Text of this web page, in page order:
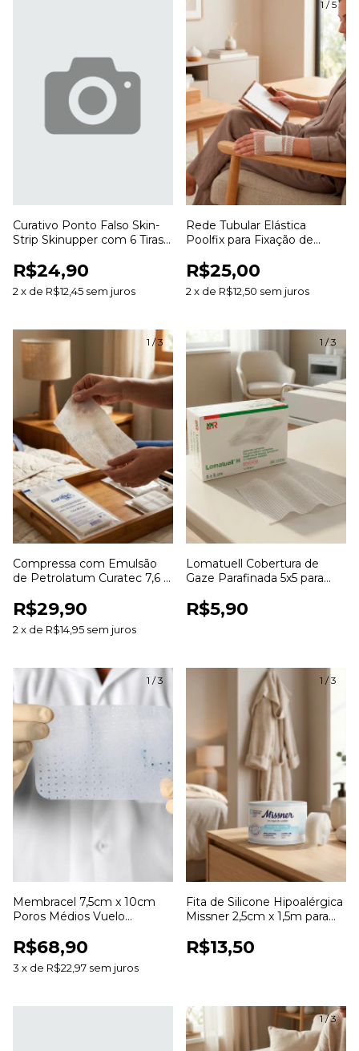
Curativo Ponto Falso Skin-
Strip Skinupper com 6 Tiras
R$24,90
2x de R$12,45 sem juros
1 /5
Rede Tubular Elástica
Poolfix para Fixação de
R$25,00
2x de R$12,50 sem juros
1 / 3
Compressa com Emulsão
de Petrolatum Curatec 7,6 x
R$29,90
2 x de R$14,95 sem juros
1 /3
Lomatuell Cobertura de
Gaze Parafinada 5x5 para
Feridas
R$5,90
1 /3
Membracel 7,5cm x 10cm
Poros Médios Vuelo
Feridas
R$68,90
3 x de R$22,97 sem juros
1 /3
Fita de Silicone Hipoalérgica
Missner 2,5cm x 1,5m para
R$13,50
1/3